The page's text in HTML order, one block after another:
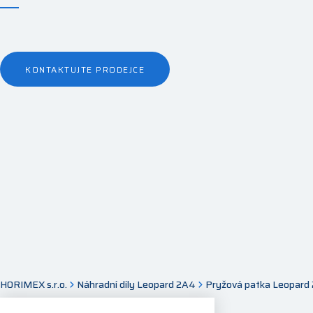
KONTAKTUJTE PRODEJCE
HORIMEX s.r.o. Náhradní díly Leopard 2A4 Pryžová patka